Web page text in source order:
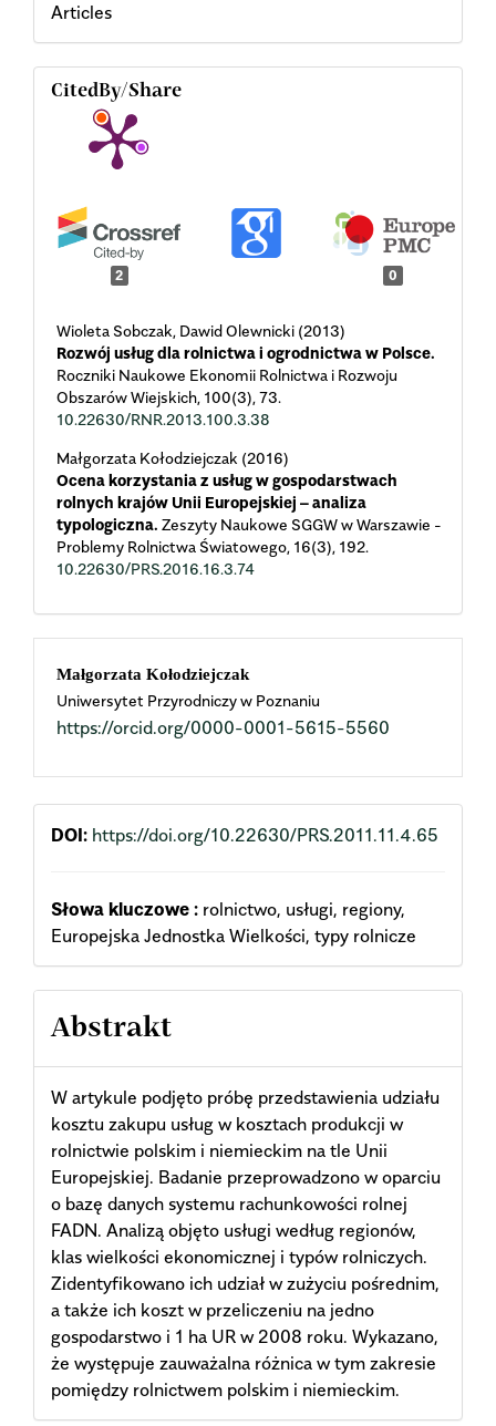
Articles
CitedBy/Share
2 0
Wioleta Sobczak, Dawid Olewnicki (2013)
Rozwój usług dla rolnictwa i ogrodnictwa w Polsce.
Roczniki Naukowe Ekonomii Rolnictwa i Rozwoju
Obszarów Wiejskich, 100(3), 73.
10.22630/RNR.2013.100.3.38
Małgorzata Kołodziejczak (2016)
Ocena korzystania z usług w gospodarstwach
rolnych krajów Unii Europejskiej – analiza
typologiczna. Zeszyty Naukowe SGGW w Warszawie -
Problemy Rolnictwa Światowego, 16(3), 192.
10.22630/PRS.2016.16.3.74
Main
Article
Content
Małgorzata Kołodziejczak
Uniwersytet Przyrodniczy w Poznaniu
https://orcid.org/0000-0001-5615-5560
DOI: https://doi.org/10.22630/PRS.2011.11.4.65
Słowa kluczowe : rolnictwo, usługi, regiony,
Europejska Jednostka Wielkości, typy rolnicze
Abstrakt
W artykule podjęto próbę przedstawienia udziału
kosztu zakupu usług w kosztach produkcji w
rolnictwie polskim i niemieckim na tle Unii
Europejskiej. Badanie przeprowadzono w oparciu
o bazę danych systemu rachunkowości rolnej
FADN. Analizą objęto usługi według regionów,
klas wielkości ekonomicznej i typów rolniczych.
Zidentyfikowano ich udział w zużyciu pośrednim,
a także ich koszt w przeliczeniu na jedno
gospodarstwo i 1 ha UR w 2008 roku. Wykazano,
że występuje zauważalna różnica w tym zakresie
pomiędzy rolnictwem polskim i niemieckim.